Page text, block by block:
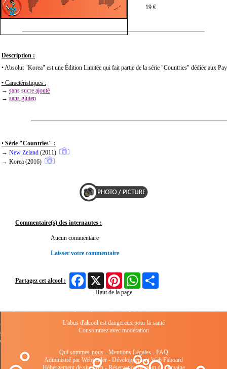
Prix moyen en 75 cl : 19 €
Description :
• Absolut "Korea" est une Édition Limitée qui fait partie de la série "Countries" dédiée aux
• Caractéristiques :
→ sans sucre ajouté
→ sans gluten
• Série "Countries" :
→ New Zeland (2011)
→ Korea (2016)
Commentaire(s) des internautes :
Aucun commentaire
Laisser votre commentaire
Partagez cet alcool :
FacebookX Pinterest WhatsApp
Haut de la page
L'abus d'alcool est dangereux pour la santé
Consommez avec modération
Qui sommes-nous- Mentions Légales- FAQ
Administré par Webtender - Développement Web Faboard